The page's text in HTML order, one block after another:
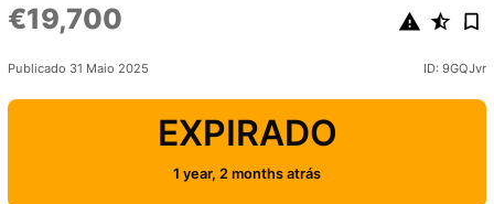
€19,700
Publicado 31 Maio 2025 ID: 9GQJvr
EXPIRADO
1 year, 2 months atrás